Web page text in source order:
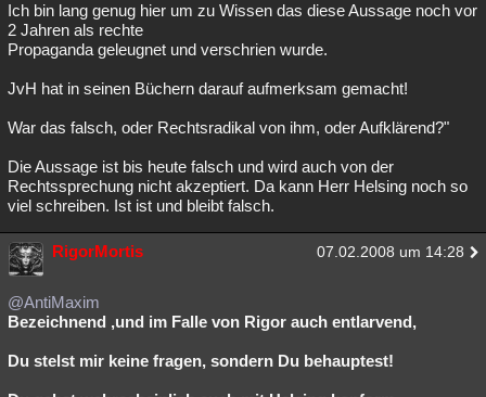
Ich bin lang genug hier um zu Wissen das diese Aussage noch vor
2 Jahren als rechte
Propaganda geleugnet und verschrien wurde.
JvH hat in seinen Büchern darauf aufmerksam gemacht!
War das falsch, oder Rechtsradikal von ihm, oder Aufklärend?"
Die Aussage ist bis heute falsch und wird auch von der
Rechtssprechung nicht akzeptiert. Da kann Herr Helsing noch so
viel schreiben. Ist ist und bleibt falsch.
RigorMortis 07.02.2008 um 14:28
@AntiMaxim
Bezeichnend ,und im Falle von Rigor auch entlarvend,
Du stelst mir keine fragen, sondern Du behauptest!